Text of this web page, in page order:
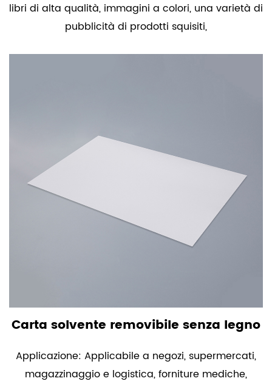
libri di alta qualità, immagini a colori, una varietà di
pubblicità di prodotti squisiti,
Carta solvente removibile senza legno
Applicazione: Applicabile a negozi, supermercati,
magazzinaggio e logistica, forniture mediche,